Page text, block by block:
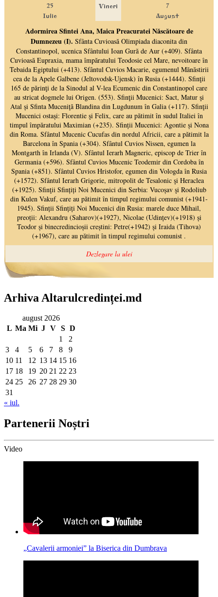
Arhiva Altarulcredinței.md
august 2026
L Ma Mi J V S D
1
2
3
4 5 6 7 8
9
10 11 12 13 14 15 16
17 18 19 20 21 22 23
24 25 26 27 28 29 30
31
« iul.
Partenerii Noștri
Video
„Cavalerii armoniei” la Biserica din Dumbrava